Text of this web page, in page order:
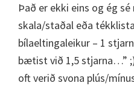
Það er ekki eins og ég
skala/staðal eða
bílaeltingaleikur – 1
bætist við 1,5 stjarna…”
oft verið svona plús/